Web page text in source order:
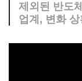
제외된 반도
업계, 변화